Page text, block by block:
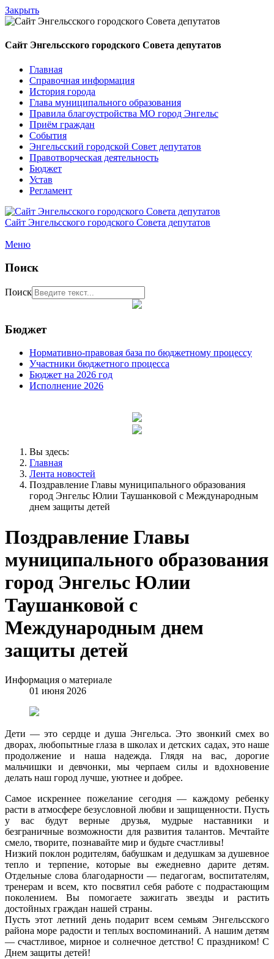
Закрыть
Сайт Энгельсского городского Совета депутатов
Главная
Справочная информация
История города
Глава муниципального образования
Правила благоустройства МО город Энгельс
Приём граждан
События
Энгельсский городской Совет депутатов
Правотворческая деятельность
Бюджет
Устав
Регламент
Сайт Энгельсского городского Совета депутатов
Меню
Поиск
Поиск
Бюджет
Нормативно-правовая база по бюджетному процессу
Участники бюджетного процесса
Бюджет на 2026 год
Исполнение 2026
Вы здесь:
Главная
Лента новостей
Поздравление Главы муниципального образования
город Энгельс Юлии Таушанковой с Международным
днем защиты детей
Поздравление Главы
муниципального образования
город Энгельс Юлии
Таушанковой с
Международным днем
защиты детей
Информация о материале
01 июня 2026
Дети — это сердце и душа Энгельса. Это звонкий смех во
дворах, любопытные глаза в школах и детских садах, это наше
продолжение и наша надежда. Глядя на вас, дорогие
мальчишки и девчонки, мы черпаем силы и вдохновение
делать наш город лучше, уютнее и добрее.
Самое искреннее пожелание сегодня — каждому ребенку
расти в атмосфере безусловной любви и защищенности. Пусть
у вас будут верные друзья, мудрые наставники и
безграничные возможности для развития талантов. Мечтайте
смело, творите, познавайте мир и будьте счастливы!
Низкий поклон родителям, бабушкам и дедушкам за душевное
тепло и терпение, которые вы ежедневно дарите детям.
Отдельные слова благодарности — педагогам, воспитателям,
тренерам и всем, кто посвятил себя работе с подрастающим
поколением. Вы помогаете зажигать звезды и растить
достойных граждан нашей страны.
Пусть этот летний день подарит всем семьям Энгельсского
района море радости и теплых воспоминаний. А нашим детям
— счастливое, мирное и солнечное детство! С праздником! С
Днем защиты детей!